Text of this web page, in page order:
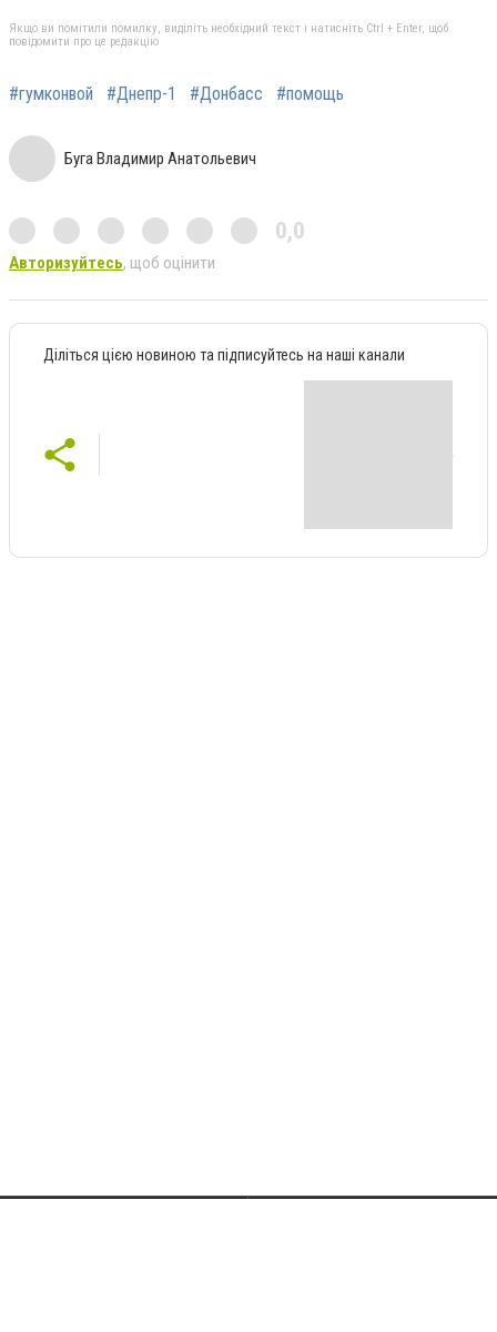
Якщо ви помітили помилку, виділіть необхідний текст і натисніть Ctrl + Enter, щоб
повідомити про це редакцію
#гумконвой #Днепр-1 #Донбасс #помощь
Буга Владимир Анатольевич
0,0
Авторизуйтесь, щоб оцінити
Діліться цією новиною та підписуйтесь на наші канали